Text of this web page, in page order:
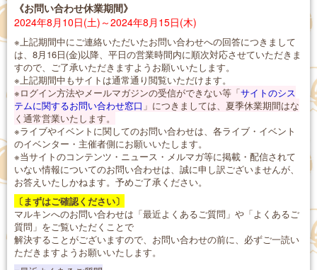
《お問い合わせ休業期間》
2024年8月10日(土)～2024年8月15日(木)
※上記期間中にご連絡いただいたお問い合わせへの回答につきまして
は、8月16日(金)以降、平日の営業時間内に順次対応させていただきま
すので、ご了承いただきますようお願いいたします。
※上記期間中もサイトは通常通り閲覧いただけます。
※ログイン方法やメールマガジンの受信ができない等「サイトのシス
テムに関するお問い合わせ窓口 」につきましては、夏季休業期間はな
く通常営業いたします。
※ライブやイベントに関してのお問い合わせは、各ライブ・イベント
のイベンター・主催者側にお願いいたします。
※当サイトのコンテンツ・ニュース・メルマガ等に掲載・配信されて
いない情報についてのお問い合わせは、誠に申し訳ございませんが、
お答えいたしかねます。予めご了承ください。
〔まずはご確認ください〕
マルキンへのお問い合わせは「最近よくあるご質問」や「よくあるご
質問」をご覧いただくことで
解決することがございますので、お問い合わせの前に、必ずご一読い
ただきますようお願いいたします。